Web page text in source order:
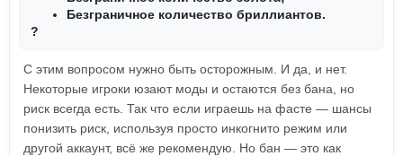
Безграничное количество бриллиантов.
?
С этим вопросом нужно быть осторожным. И да, и нет.
Некоторые игроки юзают моды и остаются без бана, но
риск всегда есть. Так что если играешь на фасте — шансы
понизить риск, используя просто инкогнито режим или
другой аккаунт, всё же рекомендую. Но бан — это как